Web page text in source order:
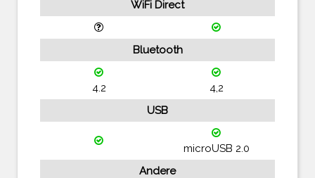
WiFi Direct
Bluetooth
4.2
4,2
USB
microUSB 2.0
Andere